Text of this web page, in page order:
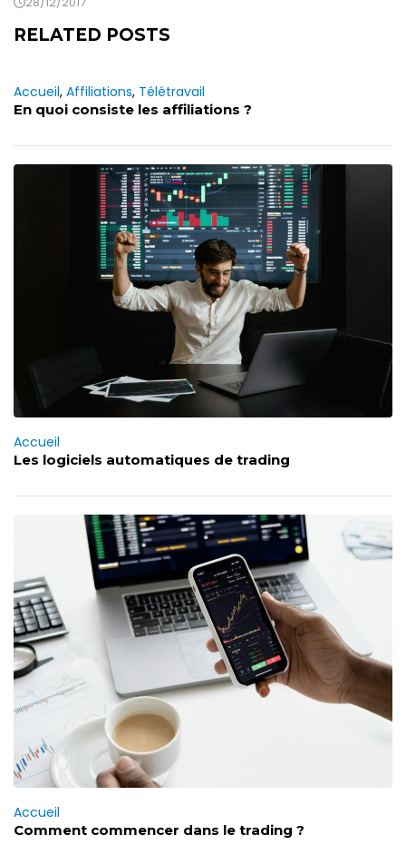
RELATED POSTS
Accueil, Affiliations, Télétravail
En quoi consiste les affiliations ?
Accueil
Les logiciels automatiques de trading
Accueil
Comment commencer dans le trading ?